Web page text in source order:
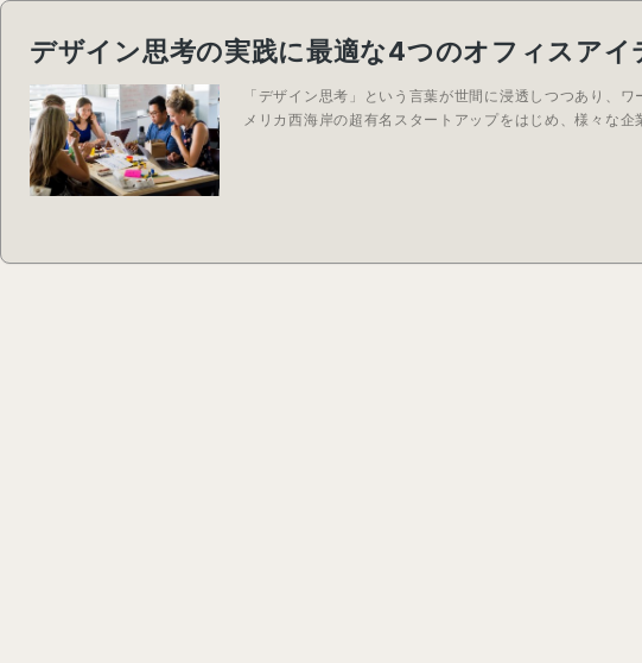
デザイン思考の実践に最適な4つのオフィスアイ
「デザイン思考」という言葉が世間に浸透しつつあり、
メリカ西海岸の超有名スタートアップをはじめ、様々な